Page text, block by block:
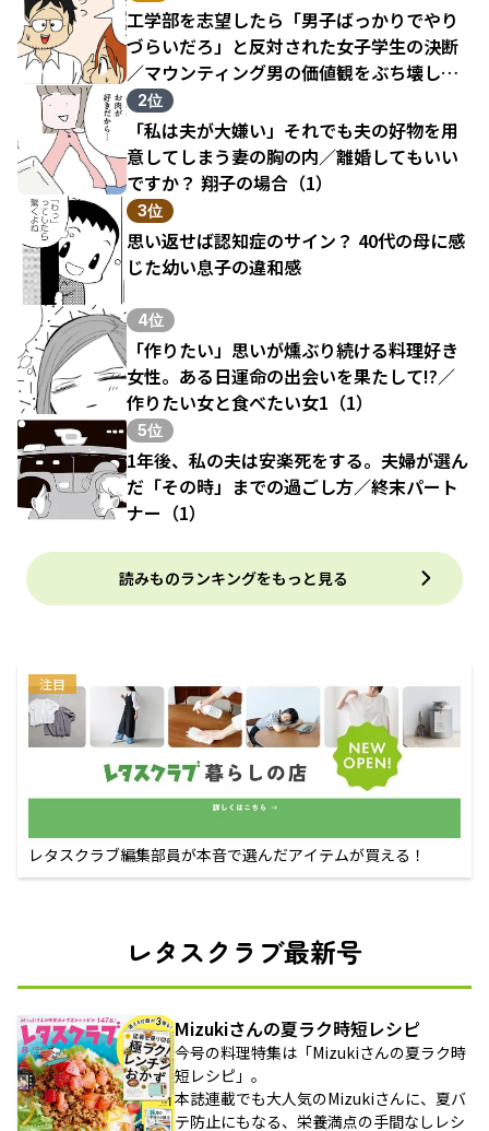
工学部を志望したら「男子ばっかりでやり
づらいだろ」と反対された女子学生の決断
／マウンティング男の価値観をぶち壊した
結果（1）
2位
「私は夫が大嫌い」それでも夫の好物を用
意してしまう妻の胸の内／離婚してもいい
ですか？ 翔子の場合（1）
3位
思い返せば認知症のサイン？ 40代の母に感
じた幼い息子の違和感
4位
「作りたい」思いが燻ぶり続ける料理好き
女性。ある日運命の出会いを果たして!?／
作りたい女と食べたい女1（1）
5位
1年後、私の夫は安楽死をする。夫婦が選ん
だ「その時」までの過ごし方／終末パート
ナー（1）
読みものランキングをもっと見る
注目
レタスクラブ編集部員が本音で選んだアイテムが買える！
レタスクラブ最新号
Mizukiさんの夏ラク時短レシピ
今号の料理特集は「Mizukiさんの夏ラク時
短レシピ」。
本誌連載でも大人気のMizukiさんに、夏バ
テ防止にもなる、栄養満点の手間なしレシ